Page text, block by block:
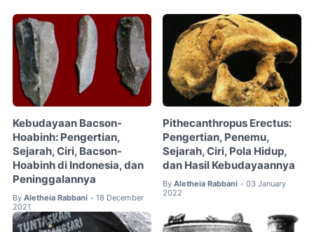
Kebudayaan Bacson-
Hoabinh: Pengertian,
Sejarah, Ciri, Bacson-
Hoabinh di Indonesia, dan
Peninggalannya
By Aletheia Rabbani • 18 December
2021
Pithecanthropus Erectus:
Pengertian, Penemu,
Sejarah, Ciri, Pola Hidup,
dan Hasil Kebudayaannya
By Aletheia Rabbani • 03 January
2022